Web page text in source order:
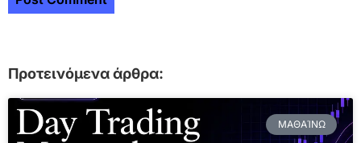
Προτεινόμενα άρθρα:
ΜΑΘΑΊΝΩ